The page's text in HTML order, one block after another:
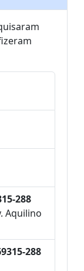
288
Aquilino
288